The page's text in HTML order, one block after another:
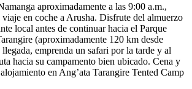
aproximadamente a las 9:00 a.m.,
viaje en coche a Arusha. Disfrute del almuerzo
local antes de continuar hacia el Parque
(aproximadamente 120 km desde
emprenda un safari por la tarde y al
hacia su campamento bien ubicado. Cena y
en Ang’ata Tarangire Tented Camp